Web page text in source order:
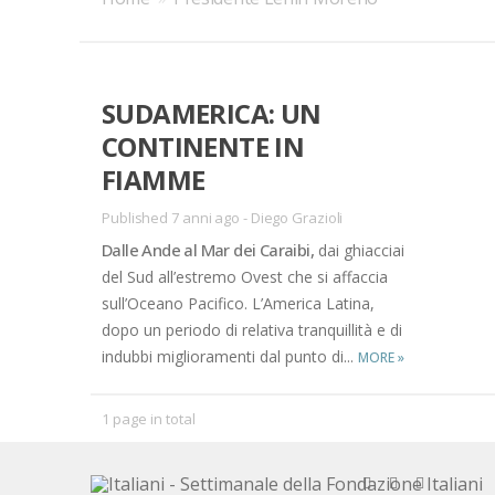
SUDAMERICA: UN
CONTINENTE IN
FIAMME
Published 7 anni ago - Diego Grazioli
Dalle Ande al Mar dei Caraibi, dai ghiacciai
del Sud all’estremo Ovest che si affaccia
sull’Oceano Pacifico. L’America Latina,
dopo un periodo di relativa tranquillità e di
indubbi miglioramenti dal punto di... MORE»
1 page in total